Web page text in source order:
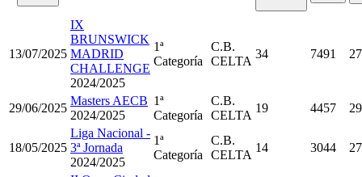
13/07/2025
IX
BRUNSWICK
MADRID
CHALLENGE
2024/2025
1ª
Categoría
C.B.
CELTA
34 7491
29/06/2025
Masters AECB
2024/2025
1ª
Categoría
C.B.
CELTA
19 4457
18/05/2025
Liga Nacional -
3ª Jornada
2024/2025
1ª
Categoría
C.B.
CELTA
14 3044